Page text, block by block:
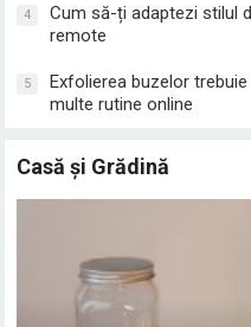
4
Cum să-ți adaptezi stilul
remote
5
Exfolierea buzelor
multe rutine online
Casă și Grădină